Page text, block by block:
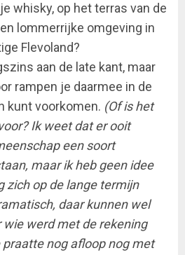
whisky, op het terras van de
lommerrijke omgeving in
Flevoland?
aan de late kant, maar
rampen je daarmee in de
kunt voorkomen. (Of is het
Ik weet dat er ooit
een soort
maar ik heb geen idee
zich op de lange termijn
daar kunnen wel
werd met de rekening
praatte nog afloop nog met